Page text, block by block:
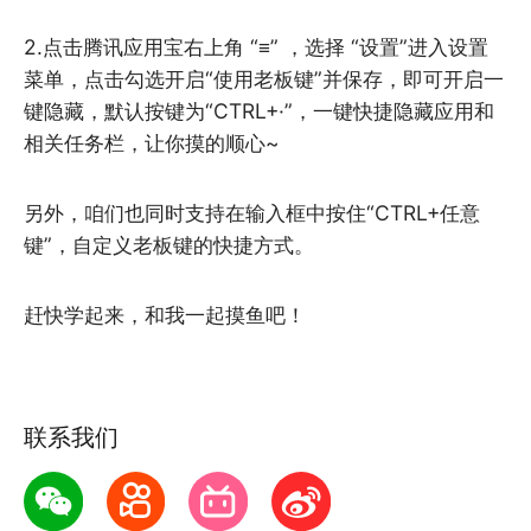
2.点击腾讯应用宝右上角 “≡” ，选择 “设置”进入设置
菜单，点击勾选开启“使用老板键”并保存，即可开启一
键隐藏，默认按键为“CTRL+·”，一键快捷隐藏应用和
相关任务栏，让你摸的顺心~
另外，咱们也同时支持在输入框中按住“CTRL+任意
键”，自定义老板键的快捷方式。
赶快学起来，和我一起摸鱼吧！
联系我们